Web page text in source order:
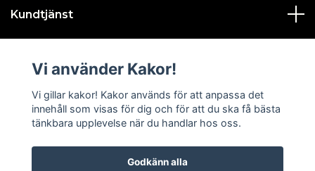
Kundtjänst
Sociala medier
Vi använder Kakor!
Vi gillar kakor! Kakor används för att anpassa det
innehåll som visas för dig och för att du ska få bästa
tänkbara upplevelse när du handlar hos oss.
Godkänn alla